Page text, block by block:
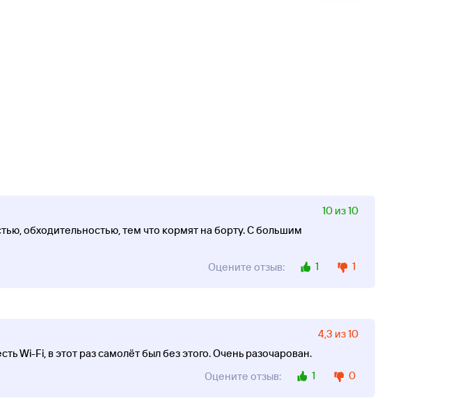
10 из 10
обходительностью, тем что кормят на борту. С большим
Оцените отзыв:
1 1
4,3 из 10
Wi-Fi, в этот раз самолёт был без этого. Очень разочарован.
Оцените отзыв:
1 0